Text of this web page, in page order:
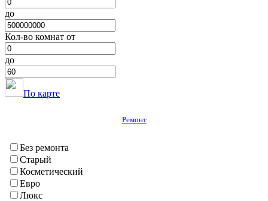
Хавалинг
Хамадони
Хурасан
Шаартуз
Шураабад
Яван
ГБАО
Вяндж
Дарваз
Рушан
Хорог
Шугнан
до
Кол-во комнат от
до
По карте
Ремонт
Без ремонта
Старый
Косметический
Евро
Люкс